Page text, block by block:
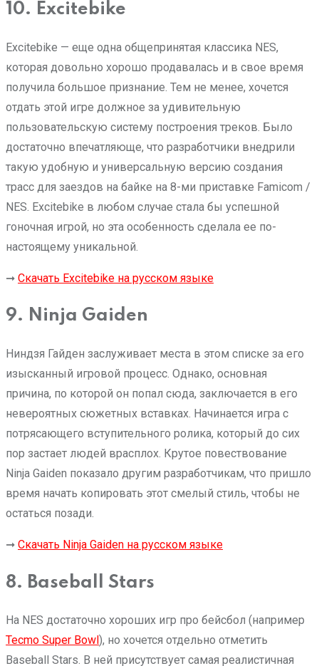
10. Excitebike
Excitebike — еще одна общепринятая классика NES,
которая довольно хорошо продавалась и в свое время
получила большое признание. Тем не менее, хочется
отдать этой игре должное за удивительную
пользовательскую систему построения треков. Было
достаточно впечатляюще, что разработчики внедрили
такую удобную и универсальную версию создания
трасс для заездов на байке на 8-ми приставке Famicom /
NES. Excitebike в любом случае стала бы успешной
гоночная игрой, но эта особенность сделала ее по-
настоящему уникальной.
➞ Скачать Excitebike на русском языке
9. Ninja Gaiden
Ниндзя Гайден заслуживает места в этом списке за его
изысканный игровой процесс. Однако, основная
причина, по которой он попал сюда, заключается в его
невероятных сюжетных вставках. Начинается игра с
потрясающего вступительного ролика, который до сих
пор застает людей врасплох. Крутое повествование
Ninja Gaiden показало другим разработчикам, что пришло
время начать копировать этот смелый стиль, чтобы не
остаться позади.
➞ Скачать Ninja Gaiden на русском языке
8. Baseball Stars
На NES достаточно хороших игр про бейсбол (например
Tecmo Super Bowl ), но хочется отдельно отметить
Baseball Stars. В ней присутствует самая реалистичная